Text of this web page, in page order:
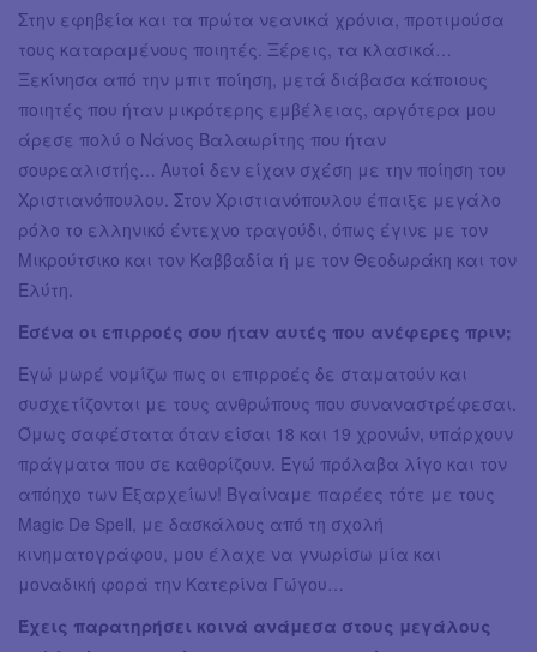
Στην εφηβεία και τα πρώτα νεανικά χρόνια, προτιμούσα
τους καταραμένους ποιητές. Ξέρεις, τα κλασικά…
Ξεκίνησα από την μπιτ ποίηση, μετά διάβασα κάποιους
ποιητές που ήταν μικρότερης εμβέλειας, αργότερα μου
άρεσε πολύ ο Νάνος Βαλαωρίτης που ήταν
σουρεαλιστής… Αυτοί δεν είχαν σχέση με την ποίηση του
Χριστιανόπουλου. Στον Χριστιανόπουλου έπαιξε μεγάλο
ρόλο το ελληνικό έντεχνο τραγούδι, όπως έγινε με τον
Μικρούτσικο και τον Καββαδία ή με τον Θεοδωράκη και τον
Ελύτη.
Εσένα οι επιρροές σου ήταν αυτές που ανέφερες πριν;
Εγώ μωρέ νομίζω πως οι επιρροές δε σταματούν και
συσχετίζονται με τους ανθρώπους που συναναστρέφεσαι.
Όμως σαφέστατα όταν είσαι 18 και 19 χρονών, υπάρχουν
πράγματα που σε καθορίζουν. Εγώ πρόλαβα λίγο και τον
απόηχο των Εξαρχείων! Βγαίναμε παρέες τότε με τους
Magic De Spell, με δασκάλους από τη σχολή
κινηματογράφου, μου έλαχε να γνωρίσω μία και
μοναδική φορά την Κατερίνα Γώγου…
Έχεις παρατηρήσει κοινά ανάμεσα στους μεγάλους